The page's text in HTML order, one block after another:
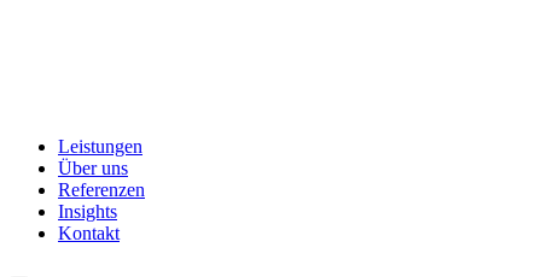
Leistungen
Über uns
Referenzen
Insights
Kontakt